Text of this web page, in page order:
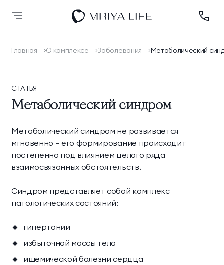
Главная О комплексе Заболевания Метаболический
СТАТЬЯ
Метаболический синдром
Метаболический синдром не развивается
мгновенно — его формирование происходит
постепенно под влиянием целого ряда
взаимосвязанных обстоятельств.
Синдром представляет собой комплекс
патологических состояний:
гипертонии
избыточной массы тела
ишемической болезни сердца
Назад
Классические
программы
диагностика
Назад
Новые номера
Шарм Делюкс Комфорт Делюкс
Номера
Королевский люкс Семейный люкс
Делюкс Прайм
Спа
Назад
Спорт и активный отдых
Ресторан КОСМО
Эксперты
Научная деятельность
Назад
Осенний Марафон
Здорового Долголетия
О комплексе
Назад
Лицензии и
разрешительная
Программа
лояльности
Блог